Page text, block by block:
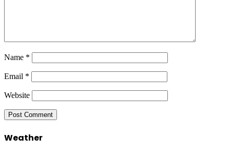
Name *
Email *
Website
Weather